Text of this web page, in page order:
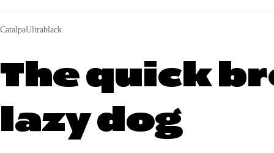
CatalpaUltrablack
The quick
lazy dog